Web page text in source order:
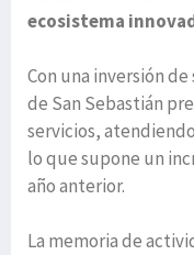
ecosistema
Con una inversión
de San Sebastián
servicios, atendiendo
lo que supone un
año anterior.
La memoria de